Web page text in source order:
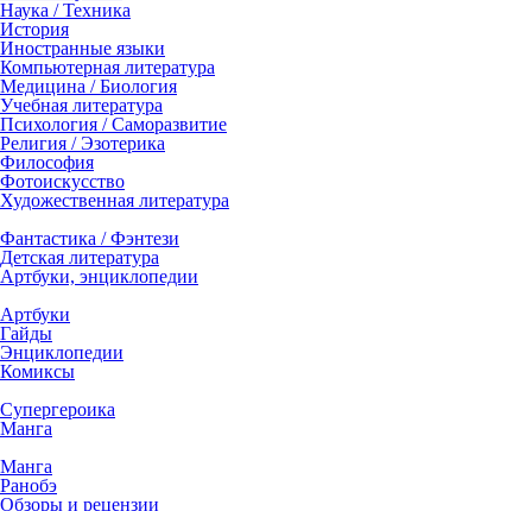
Наука / Техника
История
Иностранные языки
Компьютерная литература
Медицина / Биология
Учебная литература
Психология / Саморазвитие
Религия / Эзотерика
Философия
Фотоискусство
Художественная литература
Фантастика / Фэнтези
Детская литература
Артбуки, энциклопедии
Артбуки
Гайды
Энциклопедии
Комиксы
Супергероика
Манга
Манга
Ранобэ
Обзоры и рецензии